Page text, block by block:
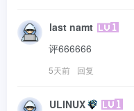
last namt
评666666
5天前 回复
ULINUX